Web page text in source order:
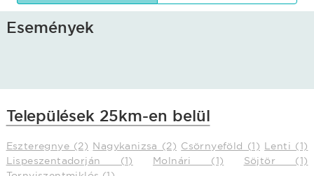
Események
Települések 25km-en belül
Eszteregnye (2) Nagykanizsa (2) Csörnyeföld (1) Lenti (1)
Lispeszentadorján (1)
Molnári (1)
Söjtör (1)